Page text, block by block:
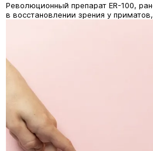
Революционный препарат ER-100,
в восстановлении зрения у